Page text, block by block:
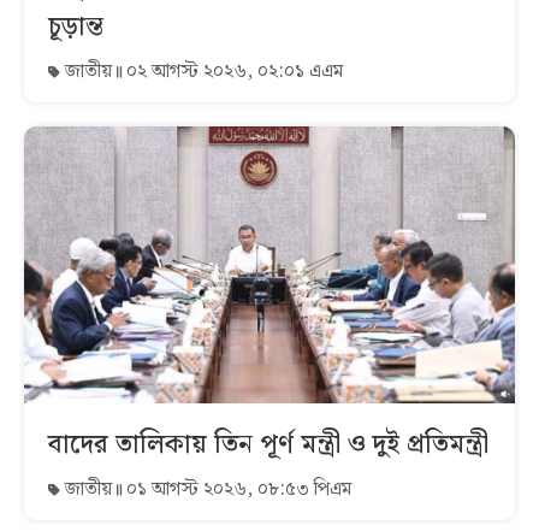
চূড়ান্ত
জাতীয় ০২ আগস্ট ২০২৬, ০২:০১ এএম
বাদের তালিকায় তিন পূর্ণ মন্ত্রী ও দুই প্রতিমন্ত্রী
জাতীয় ০১ আগস্ট ২০২৬, ০৮:৫৩ পিএম